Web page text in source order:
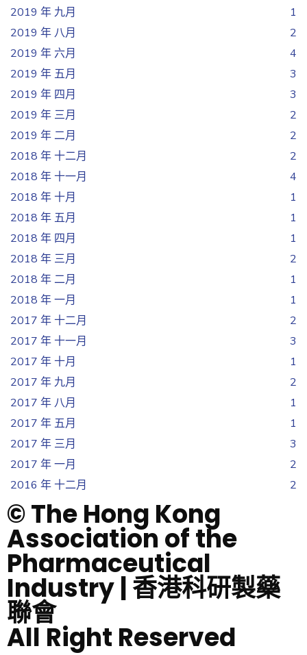
2019 年 九月
1
2019 年 八月
2
2019 年 六月
4
2019 年 五月
3
2019 年 四月
3
2019 年 三月
2
2019 年 二月
2
2018 年 十二月
2
2018 年 十一月
4
2018 年 十月
1
2018 年 五月
1
2018 年 四月
1
2018 年 三月
2
2018 年 二月
1
2018 年 一月
1
2017 年 十二月
2
2017 年 十一月
3
2017 年 十月
1
2017 年 九月
2
2017 年 八月
1
2017 年 五月
1
2017 年 三月
3
2017 年 一月
2
2016 年 十二月
2
© The Hong Kong
Association of the
Pharmaceutical
Industry | 香港科研製藥
聯會
All Right Reserved